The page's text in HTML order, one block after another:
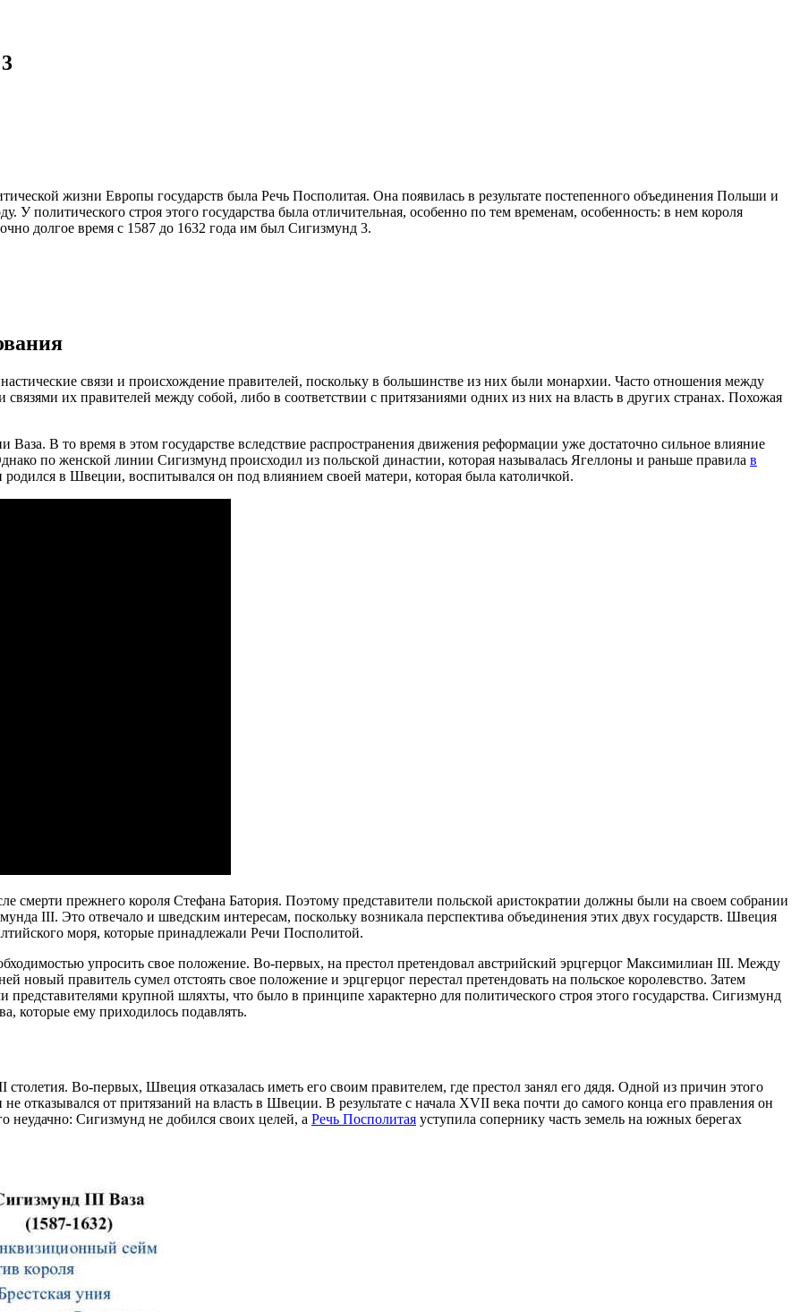
жизни Европы государств была Речь Посполитая. Она появилась в результате постепенного объединения Польши и
У политического строя этого государства была отличительная, особенно по тем временам, особенность: в нем короля
долгое время с 1587 до 1632 года им был Сигизмунд 3.
связи и происхождение правителей, поскольку в большинстве из них были монархии. Часто отношения между
их правителей между собой, либо в соответствии с притязаниями одних из них на власть в других странах. Похожая
В то время в этом государстве вследствие распространения движения реформации уже достаточно сильное влияние
по женской линии Сигизмунд происходил из польской династии, которая называлась Ягеллоны и раньше правила в
родился в Швеции, воспитывался он под влиянием своей матери, которая была католичкой.
смерти прежнего короля Стефана Батория. Поэтому представители польской аристократии должны были на своем собрании
III. Это отвечало и шведским интересам, поскольку возникала перспектива объединения этих двух государств. Швеция
моря, которые принадлежали Речи Посполитой.
упросить свое положение. Во-первых, на престол претендовал австрийский эрцгерцог Максимилиан III. Между
правитель сумел отстоять свое положение и эрцгерцог перестал претендовать на польское королевство. Затем
крупной шляхты, что было в принципе характерно для политического строя этого государства. Сигизмунд
которые ему приходилось подавлять.
Во-первых, Швеция отказалась иметь его своим правителем, где престол занял его дядя. Одной из причин этого
отказывался от притязаний на власть в Швеции. В результате с начала XVII века почти до самого конца его правления он
неудачно: Сигизмунд не добился своих целей, а Речь Посполитая уступила сопернику часть земель на южных берегах